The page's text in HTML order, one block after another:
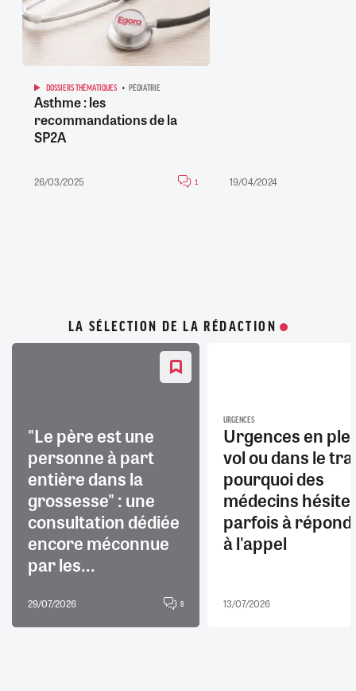
DOSSIERS THÉMATIQUES PÉDIATRIE
Asthme : les
recommandations de la
SP2A
26/03/2025 1 19/04/2024
LA SÉLECTION DE LA RÉDACTION
"Le père est une
personne à part
entière dans la
grossesse" : une
consultation dédiée
encore méconnue
par les...
29/07/2026 8
URGENCES
Urgences en
vol ou dans le
pourquoi des
médecins
parfois à
à l'appel
13/07/2026